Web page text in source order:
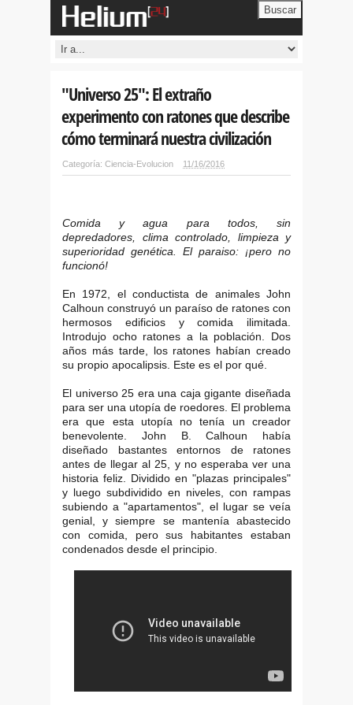
Buscar
"Universo 25": El extraño
experimento con ratones que describe
cómo terminará nuestra civilización
Categoría: Ciencia-Evolucion 11/16/2016
Comida y agua para todos, sin
depredadores, clima controlado, limpieza y
superioridad genética. El paraiso: ¡pero no
funcionó!
En 1972, el conductista de animales John
Calhoun construyó un paraíso de ratones con
hermosos edificios y comida ilimitada.
Introdujo ocho ratones a la población. Dos
años más tarde, los ratones habían creado
su propio apocalipsis. Este es el por qué.
El universo 25 era una caja gigante diseñada
para ser una utopía de roedores. El problema
era que esta utopía no tenía un creador
benevolente. John B. Calhoun había
diseñado bastantes entornos de ratones
antes de llegar al 25, y no esperaba ver una
historia feliz. Dividido en "plazas principales"
y luego subdividido en niveles, con rampas
subiendo a "apartamentos", el lugar se veía
genial, y siempre se mantenía abastecido
con comida, pero sus habitantes estaban
condenados desde el principio.